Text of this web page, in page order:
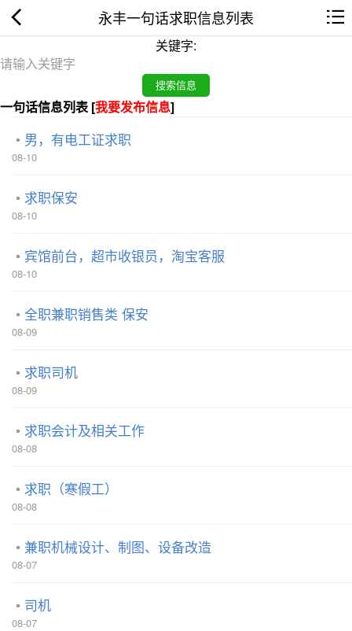
永丰一句话求职信息列表
关键字:
一句话信息列表 [我要发布信息]
男，有电工证求职
08-10
求职保安
08-10
宾馆前台，超市收银员，淘宝客服
08-10
全职兼职销售类 保安
08-09
求职司机
08-09
求职会计及相关工作
08-08
求职（寒假工）
08-08
兼职机械设计、制图、设备改造
08-07
司机
08-07